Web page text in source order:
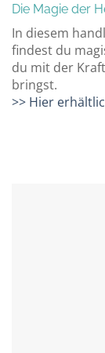
Die Magie der
In diesem
findest du
du mit der
bringst.
>> Hier